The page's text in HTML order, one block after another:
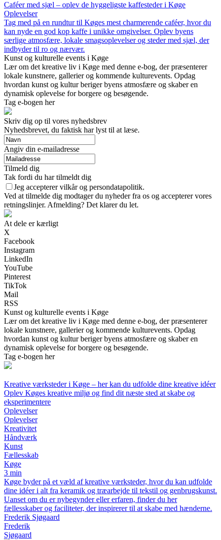
Caféer med sjæl – oplev de hyggeligste kaffesteder i Køge
Oplevelser
Tag med på en rundtur til Køges mest charmerende caféer, hvor du
kan nyde en god kop kaffe i unikke omgivelser. Oplev byens
særlige atmosfære, lokale smagsoplevelser og steder med sjæl, der
indbyder til ro og nærvær.
Kunst og kulturelle events i Køge
Lær om det kreative liv i Køge med denne e-bog, der præsenterer
lokale kunstnere, gallerier og kommende kulturevents. Opdag
hvordan kunst og kultur beriger byens atmosfære og skaber en
dynamisk oplevelse for borgere og besøgende.
Tag e-bogen her
Skriv dig op til vores nyhedsbrev
Nyhedsbrevet, du faktisk har lyst til at læse.
Angiv din e-mailadresse
Tilmeld dig
Tak fordi du har tilmeldt dig
Jeg accepterer vilkår og persondatapolitik.
Ved at tilmelde dig modtager du nyheder fra os og accepterer vores
retningslinjer. Afmelding? Det klarer du let.
At dele er kærligt
X
Facebook
Instagram
LinkedIn
YouTube
Pinterest
TikTok
Mail
RSS
Kunst og kulturelle events i Køge
Lær om det kreative liv i Køge med denne e-bog, der præsenterer
lokale kunstnere, gallerier og kommende kulturevents. Opdag
hvordan kunst og kultur beriger byens atmosfære og skaber en
dynamisk oplevelse for borgere og besøgende.
Tag e-bogen her
Kreative værksteder i Køge – her kan du udfolde dine kreative idéer
Oplev Køges kreative miljø og find dit næste sted at skabe og
eksperimentere
Oplevelser
Oplevelser
Kreativitet
Håndværk
Kunst
Fællesskab
Køge
3 min
Køge byder på et væld af kreative værksteder, hvor du kan udfolde
dine idéer i alt fra keramik og træarbejde til tekstil og genbrugskunst.
Uanset om du er nybegynder eller erfaren, finder du her
fællesskaber og faciliteter, der inspirerer til at skabe med hænderne.
Frederik Sjøgaard
Frederik
Sjøgaard